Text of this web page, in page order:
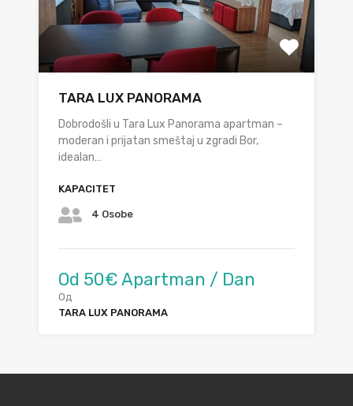
TARA LUX PANORAMA
Dobrodošli u Tara Lux Panorama apartman –
moderan i prijatan smeštaj u zgradi Bor,
idealan…
KAPACITET
4 Osobe
Od 50€ Apartman / Dan
Од
TARA LUX PANORAMA